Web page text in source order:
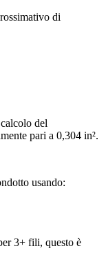
di
del
pari a 0,304 in².
usando:
3+ fili, questo è